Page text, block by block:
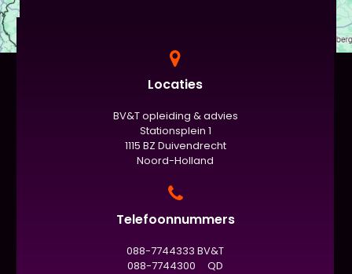
Locaties
BV&T opleiding & advies
Stationsplein 1
1115 BZ Duivendrecht
Noord-Holland
Telefoonnummers
088-7744333 BV&T
088-7744300 QD